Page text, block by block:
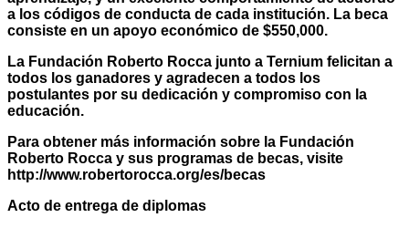
a los códigos de conducta de cada institución. La beca
consiste en un apoyo económico de $550,000.
La Fundación Roberto Rocca junto a Ternium felicitan a
todos los ganadores y agradecen a todos los
postulantes por su dedicación y compromiso con la
educación.
Para obtener más información sobre la Fundación
Roberto Rocca y sus programas de becas, visite
http://www.robertorocca.org/es/becas
Acto de entrega de diplomas